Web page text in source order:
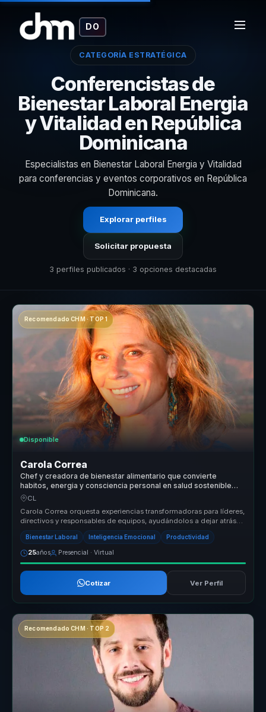
DO
CATEGORÍA ESTRATÉGICA
Conferencistas de
Bienestar Laboral Energia
y Vitalidad en República
Dominicana
Especialistas en Bienestar Laboral Energia y Vitalidad
para conferencias y eventos corporativos en República
Dominicana.
Explorar perfiles
Solicitar propuesta
3 perfiles publicados · 3 opciones destacadas
Recomendado CHM · TOP 1
Disponible
Carola Correa
Chef y creadora de bienestar alimentario que convierte
habitos, energia y consciencia personal en salud sostenible
para equipos.
CL
Carola Correa orquesta experiencias transformadoras para líderes,
directivos y responsables de equipos, ayudándolos a dejar atrás
equipos...
Bienestar Laboral Inteligencia Emocional Productividad
25años Presencial · Virtual
Cotizar Ver Perfil
Recomendado CHM · TOP 2